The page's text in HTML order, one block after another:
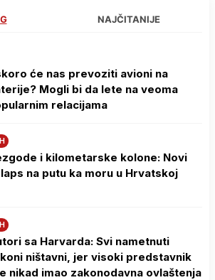
NAJČITANIJE
će nas prevoziti avioni na
Mogli bi da lete na veoma
relacijama
i kilometarske kolone: Novi
na putu ka moru u Hrvatskoj
sa Harvarda: Svi nametnuti
ništavni, jer visoki predstavnik
nikad imao zakonodavna ovlaštenja